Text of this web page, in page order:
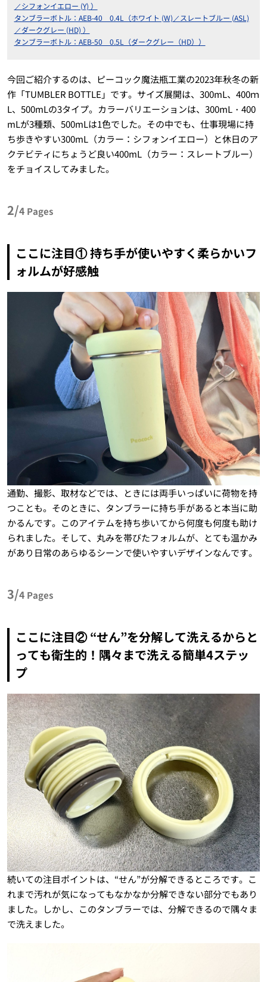
／シフォンイエロー (Y) ）
タンブラーボトル：AEB-40 0.4L（ホワイト (W)／スレートブルー (ASL)
／ダークグレー (HD) ）
タンブラーボトル：AEB-50 0.5L（ダークグレー（HD））
今回ご紹介するのは、ピーコック魔法瓶工業の2023年秋冬の新
作「TUMBLER BOTTLE」です。サイズ展開は、300mL、400ｍ
L、500mLの3タイプ。カラーバリエーションは、300mL・400
mLが3種類、500mLは1色でした。その中でも、仕事現場に持
ち歩きやすい300mL（カラー：シフォンイエロー）と休日のア
クテビティにちょうど良い400mL（カラー：スレートブルー）
をチョイスしてみました。
2/4 Pages
ここに注目① 持ち手が使いやすく柔らかいフ
ォルムが好感触
通勤、撮影、取材などでは、ときには両手いっぱいに荷物を持
つことも。そのときに、タンブラーに持ち手があると本当に助
かるんです。このアイテムを持ち歩いてから何度も何度も助け
られました。そして、丸みを帯びたフォルムが、とても温かみ
があり日常のあらゆるシーンで使いやすいデザインなんです。
3/4 Pages
ここに注目② “せん”を分解して洗えるからと
っても衛生的！隅々まで洗える簡単4ステッ
プ
続いての注目ポイントは、“せん”が分解できるところです。こ
れまで汚れが気になってもなかなか分解できない部分でもあり
ました。しかし、このタンブラーでは、分解できるので隅々ま
で洗えました。